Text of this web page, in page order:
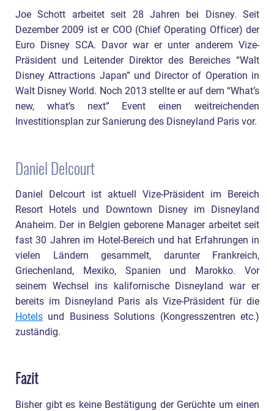
Joe Schott arbeitet seit 28 Jahren bei Disney. Seit
Dezember 2009 ist er COO (Chief Operating Officer) der
Euro Disney SCA. Davor war er unter anderem Vize-
Präsident und Leitender Direktor des Bereiches “Walt
Disney Attractions Japan” und Director of Operation in
Walt Disney World. Noch 2013 stellte er auf dem “What’s
new, what’s next” Event einen weitreichenden
Investitionsplan zur Sanierung des Disneyland Paris vor.
Daniel Delcourt
Daniel Delcourt ist aktuell Vize-Präsident im Bereich
Resort Hotels und Downtown Disney im Disneyland
Anaheim. Der in Belgien geborene Manager arbeitet seit
fast 30 Jahren im Hotel-Bereich und hat Erfahrungen in
vielen Ländern gesammelt, darunter Frankreich,
Griechenland, Mexiko, Spanien und Marokko. Vor
seinem Wechsel ins kalifornische Disneyland war er
bereits im Disneyland Paris als Vize-Präsident für die
Hotels und Business Solutions (Kongresszentren etc.)
zuständig.
Fazit
Bisher gibt es keine Bestätigung der Gerüchte um einen